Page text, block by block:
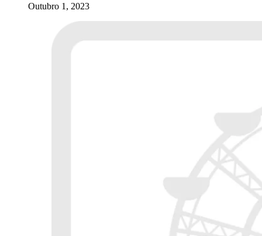
Outubro 1, 2023